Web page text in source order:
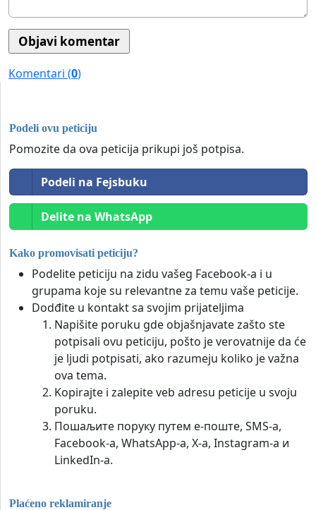
Komentari (0)
Podeli ovu peticiju
Pomozite da ova peticija prikupi još potpisa.
Podeli na Fejsbuku
Delite na WhatsApp
Kako promovisati peticiju?
Podelite peticiju na zidu vašeg Facebook-a i u
grupama koje su relevantne za temu vaše peticije.
Dodđite u kontakt sa svojim prijateljima
Napišite poruku gde objašnjavate zašto ste
potpisali ovu peticiju, pošto je verovatnije da će
je ljudi potpisati, ako razumeju koliko je važna
ova tema.
Kopirajte i zalepite veb adresu peticije u svoju
poruku.
Пошаљите поруку путем е-поште, SMS-а,
Facebook-а, WhatsApp-а, X-а, Instagram-а и
LinkedIn-а.
Plaćeno reklamiranje